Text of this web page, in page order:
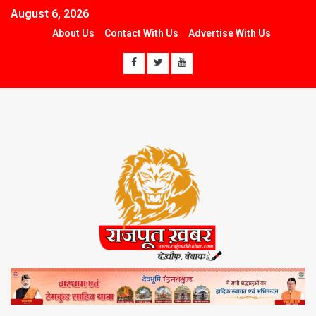
August 6, 2026
About Us Contact With Us Advertise With Us